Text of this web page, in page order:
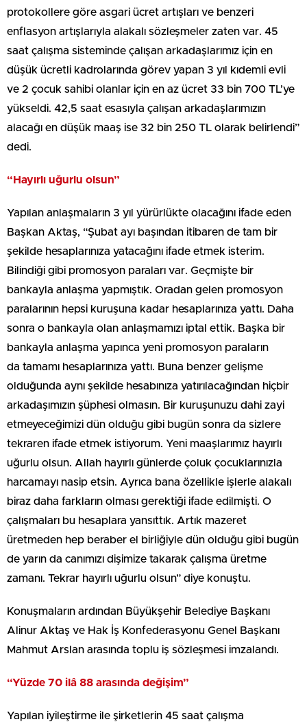
protokollere göre asgari ücret artışları ve benzeri
enflasyon artışlarıyla alakalı sözleşmeler zaten var. 45
saat çalışma sisteminde çalışan arkadaşlarımız için en
düşük ücretli kadrolarında görev yapan 3 yıl kıdemli evli
ve 2 çocuk sahibi olanlar için en az ücret 33 bin 700 TL’ye
yükseldi. 42,5 saat esasıyla çalışan arkadaşlarımızın
alacağı en düşük maaş ise 32 bin 250 TL olarak belirlendi”
dedi.
“Hayırlı uğurlu olsun”
Yapılan anlaşmaların 3 yıl yürürlükte olacağını ifade eden
Başkan Aktaş, “Şubat ayı başından itibaren de tam bir
şekilde hesaplarınıza yatacağını ifade etmek isterim.
Bilindiği gibi promosyon paraları var. Geçmişte bir
bankayla anlaşma yapmıştık. Oradan gelen promosyon
paralarının hepsi kuruşuna kadar hesaplarınıza yattı. Daha
sonra o bankayla olan anlaşmamızı iptal ettik. Başka bir
bankayla anlaşma yapınca yeni promosyon paraların
da tamamı hesaplarınıza yattı. Buna benzer gelişme
olduğunda aynı şekilde hesabınıza yatırılacağından hiçbir
arkadaşımızın şüphesi olmasın. Bir kuruşunuzu dahi zayi
etmeyeceğimizi dün olduğu gibi bugün sonra da sizlere
tekraren ifade etmek istiyorum. Yeni maaşlarımız hayırlı
uğurlu olsun. Allah hayırlı günlerde çoluk çocuklarınızla
harcamayı nasip etsin. Ayrıca bana özellikle işlerle alakalı
biraz daha farkların olması gerektiği ifade edilmişti. O
çalışmaları bu hesaplara yansıttık. Artık mazeret
üretmeden hep beraber el birliğiyle dün olduğu gibi bugün
de yarın da canımızı dişimize takarak çalışma üretme
zamanı. Tekrar hayırlı uğurlu olsun” diye konuştu.
Konuşmaların ardından Büyükşehir Belediye Başkanı
Alinur Aktaş ve Hak İş Konfederasyonu Genel Başkanı
Mahmut Arslan arasında toplu iş sözleşmesi imzalandı.
“Yüzde 70 ilâ 88 arasında değişim”
Yapılan iyileştirme ile şirketlerin 45 saat çalışma